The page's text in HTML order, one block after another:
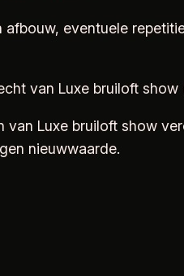
eventuele
van Luxe bruiloft
Luxe bruiloft show
nieuwwaarde.